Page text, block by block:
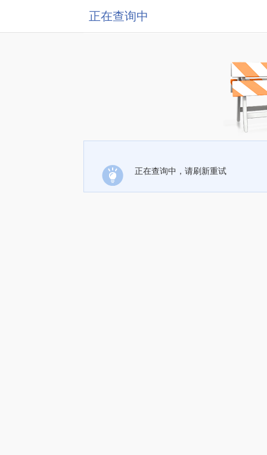
正在查询中
正在查询中，请刷新重试